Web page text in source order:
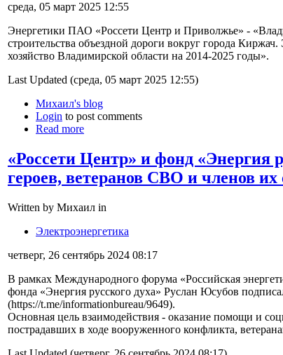
среда, 05 март 2025 12:55
Энергетики ПАО «Россети Центр и Приволжье» -
строительства объездной дороги вокруг города
хозяйство Владимирской области на 2014-2025 годы».
Last Updated (среда, 05 март 2025 12:55)
Михаил's blog
Login to post comments
Read more
«Россети Центр» и фонд «Энергия
героев, ветеранов СВО и членов их
Written by Михаил in
Электроэнергетика
четверг, 26 сентябрь 2024 08:17
В рамках Международного форума «Российская
фонда «Энергия русского духа» Руслан Юсубов
(https://t.me/informationbureau/9649).
Основная цель взаимодействия - оказание помощи и
пострадавших в ходе вооруженного конфликта,